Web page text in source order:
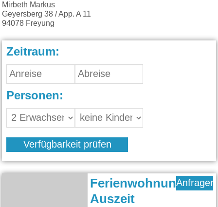
Mirbeth Markus
Geyersberg 38 / App. A 11
94078 Freyung
Zeitraum:
Personen:
Verfügbarkeit prüfen
Ferienwohnung
Auszeit
Anfragen